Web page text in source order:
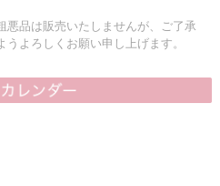
悪品は販売いたしませんが、ご了承
よろしくお願い申し上げます。